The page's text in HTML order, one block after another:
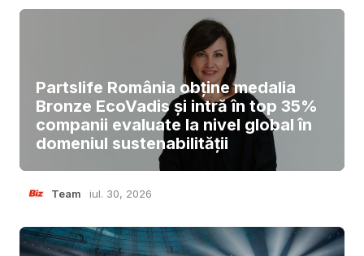
Partslife România obține medalia
Bronze EcoVadis și intră în top 35%
companii evaluate la nivel global în
domeniul sustenabilității
Team iul. 30, 2026